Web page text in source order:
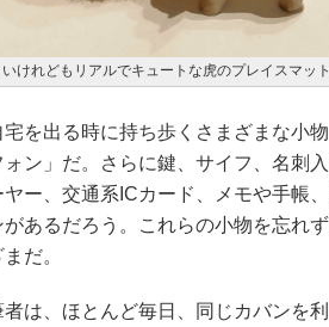
けれどもリアルでキュートな虎のプレイスマッ
を出る時に持ち歩くさまざまな小
ン」だ。さらに鍵、サイフ、名刺
ー、交通系ICカード、メモや手帳
あるだろう。これらの小物を忘れ
だ。
は、ほとんど毎日、同じカバンを